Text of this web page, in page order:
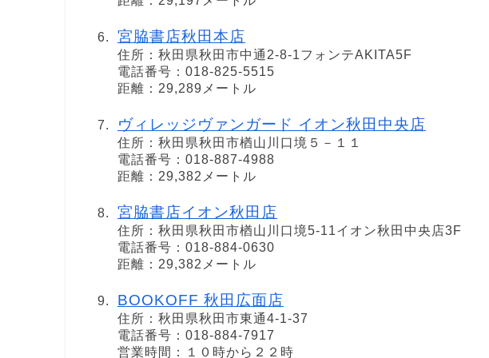
宮脇書店秋田本店
住所：秋田県秋田市中通2-8-1フォンテAKITA5F
電話番号：018-825-5515
距離：29,289メートル
ヴィレッジヴァンガード イオン秋田中央店
住所：秋田県秋田市楢山川口境５－１１
電話番号：018-887-4988
距離：29,382メートル
宮脇書店イオン秋田店
住所：秋田県秋田市楢山川口境5-11イオン秋田中央店3F
電話番号：018-884-0630
距離：29,382メートル
BOOKOFF 秋田広面店
住所：秋田県秋田市東通4-1-37
電話番号：018-884-7917
営業時間：１０時から２２時